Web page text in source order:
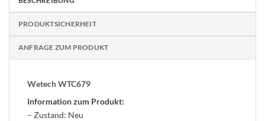
PRODUKTSICHERHEIT
ANFRAGE ZUM PRODUKT
Wetech WTC679
Information zum Produkt:
– Zustand: Neu